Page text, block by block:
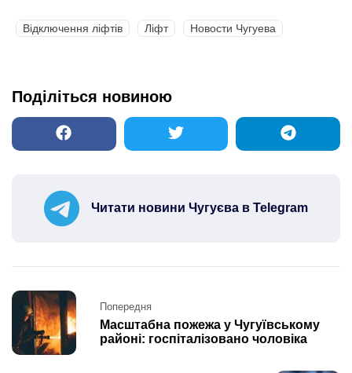
Відключення ліфтів Ліфт Новости Чугуева
Поділіться новиною
Читати новини Чугуєва в Telegram
Post
navigation
Попередня
Масштабна пожежа у Чугуївському
районі: госпіталізовано чоловіка